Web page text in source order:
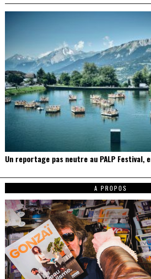
Un reportage pas neutre au PALP Festival,
A PROPOS